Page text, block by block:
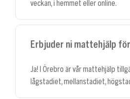
veckan, i hemmet eller online.
Erbjuder ni mattehjälp
Ja! I Örebro är vår mattehjälp
lågstadiet, mellanstadiet,